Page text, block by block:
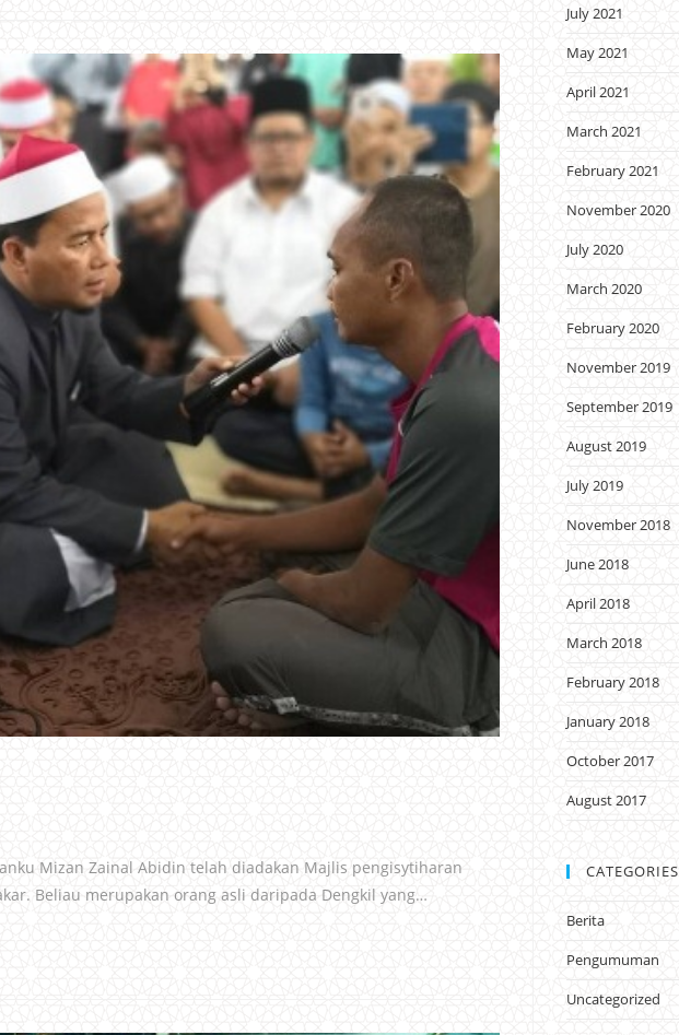
Mizan Zainal Abidin telah diadakan Majlis pengisytiharan
Beliau merupakan orang asli daripada Dengkil yang…
July 2021
May 2021
April 2021
March 2021
February 2021
November 2020
July 2020
March 2020
February 2020
November 2019
September 2019
August 2019
July 2019
November 2018
June 2018
April 2018
March 2018
February 2018
January 2018
October 2017
August 2017
CATEGORIES
Berita
Pengumuman
Uncategorized